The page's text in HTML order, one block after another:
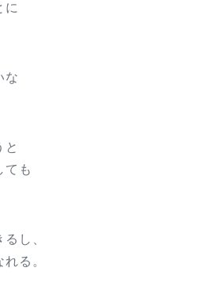
に
な
と
ても
し、
る。